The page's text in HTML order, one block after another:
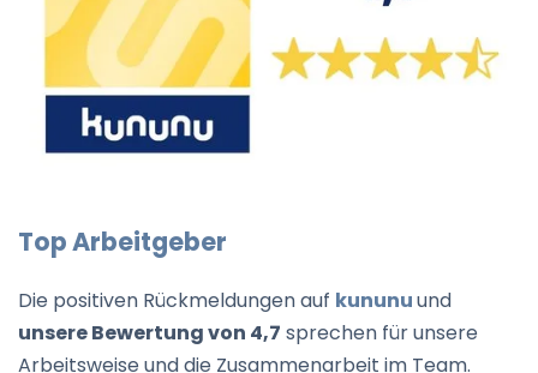
Top Arbeitgeber
Die positiven Rückmeldungen auf kununuund
unsere Bewertung von 4,7 sprechen für unsere
Arbeitsweise und die Zusammenarbeit im Team.